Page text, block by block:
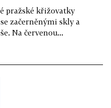
pražské křižovatky
začerněnými skly a
Na červenou...